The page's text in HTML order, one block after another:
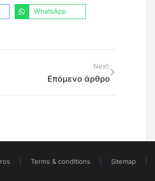
WhatsApp
Next:
Επόμενο άρθρο
Terms & conditions Sitemap